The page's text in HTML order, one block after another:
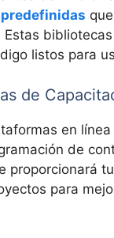
Estas
listos para
de
en
de
proporcionará
para